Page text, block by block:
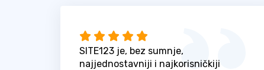
SITE123 je, bez sumnje,
najjednostavniji i najkorisničkiji